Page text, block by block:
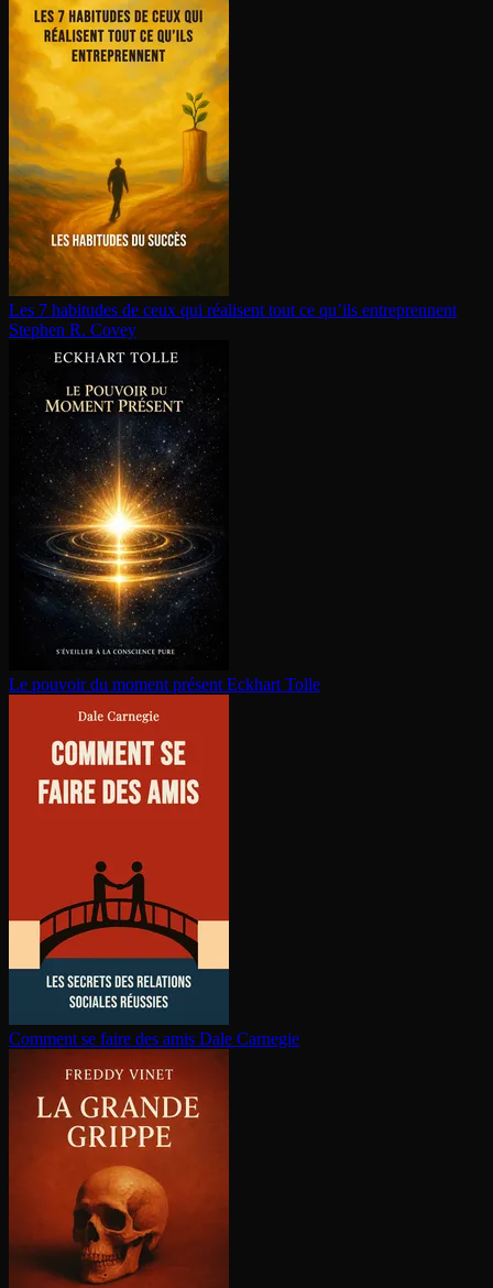
Les 7 habitudes de ceux qui réalisent tout ce qu’ils en­tre­prennent
Stephen R. Covey
Le pouvoir du moment présent Eckhart Tolle
Comment se faire des amis Dale Carnegie